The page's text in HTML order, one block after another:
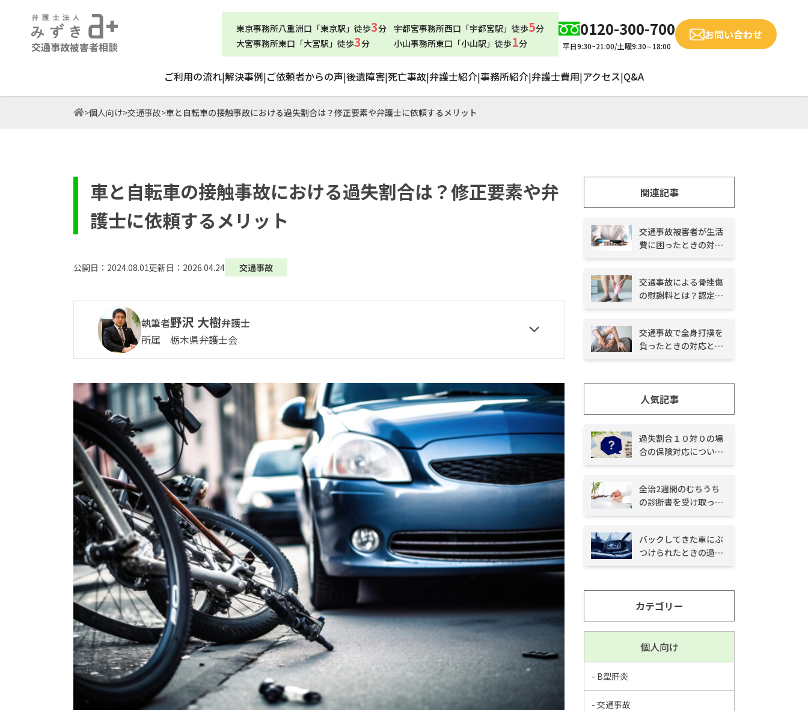
交通事故被害者相談
東京事務所八重洲口「東京駅」徒歩3分 宇都宮事務所西口「宇都宮駅」徒歩5分
大宮事務所東口「大宮駅」徒歩3分 小山事務所東口「小山駅」徒歩1分
0120-300-700
平日9:30~21:00/土曜9:30∼18:00
お問い合わせ
ご利用の流れ|解決事例|ご依頼者からの声|後遺障害|死亡事故|弁護士紹介|事務所紹介|弁護士費用|アクセス|Q&A
>個人向け>交通事故>車と自転車の接触事故における過失割合は？修正要素や弁護士に依頼するメリット
車と自転車の接触事故における過失割合は？修正要素や弁
護士に依頼するメリット
公開日：2024.08.01更新日：2026.04.24 交通事故
執筆者野沢 大樹弁護士
所属 栃木県弁護士会
関連記事
交通事故被害者が生活
費に困ったときの対処
交通事故による骨挫傷
の慰謝料とは？認定さ
交通事故で全身打撲を
負ったときの対応と
解説
人気記事
過失割合１０対０の場
合の保険対応について
全治2週間のむちうち
の診断書を受け取った
バックしてきた車にぶ
つけられたときの過失
カテゴリー
個人向け
- B型肝炎
- 交通事故